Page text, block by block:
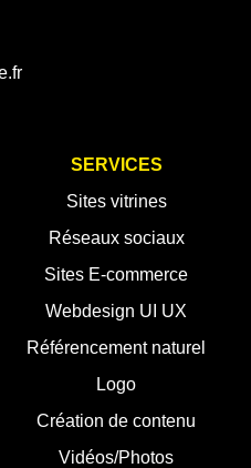
SERVICES
Sites vitrines
Réseaux sociaux
Sites E-commerce
Webdesign UI UX
Référencement naturel
Logo
Création de contenu
Vidéos/Photos